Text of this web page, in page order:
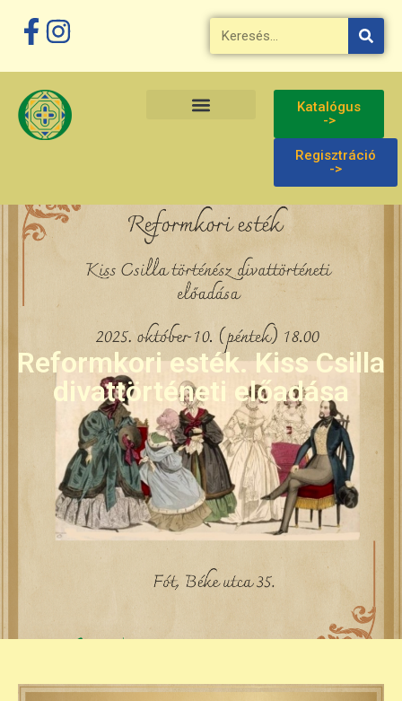
Katalógus
->
Regisztráció
->
Reformkori esték. Kiss Csilla
divattörténeti előadása